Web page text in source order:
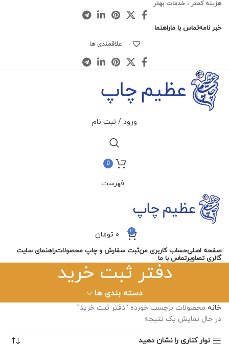
هزینه کمتر ، خدمات بهتر
خبر نامهتماس با ماراهنما
علاقمندی ها
ورود / ثبت نام
0
فهرست
0 ۰ تومان
صفحه اصلیحساب کاربری منثبت سفارش و چاپ محصولاتراهنمای سایت
گالری تصاویرتماس با ما
دفتر ثبت خرید
دسته بندی ها
خانه محصولات برچسب خورده “دفتر ثبت خرید”
در حال نمایش یک نتیجه
نوار کناری را نشان دهید